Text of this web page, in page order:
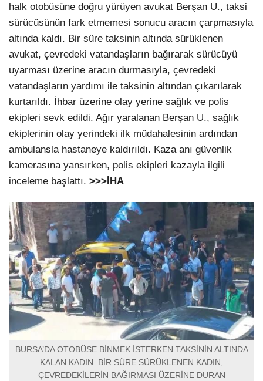
halk otobüsüne doğru yürüyen avukat Berşan U., taksi
sürücüsünün fark etmemesi sonucu aracın çarpmasıyla
altında kaldı. Bir süre taksinin altında sürüklenen
avukat, çevredeki vatandaşların bağırarak sürücüyü
uyarması üzerine aracın durmasıyla, çevredeki
vatandaşların yardımı ile taksinin altından çıkarılarak
kurtarıldı. İhbar üzerine olay yerine sağlık ve polis
ekipleri sevk edildi. Ağır yaralanan Berşan U., sağlık
ekiplerinin olay yerindeki ilk müdahalesinin ardından
ambulansla hastaneye kaldırıldı. Kaza anı güvenlik
kamerasına yansırken, polis ekipleri kazayla ilgili
inceleme başlattı. >>>İHA
BURSA’DA OTOBÜSE BİNMEK İSTERKEN TAKSİNİN ALTINDA
KALAN KADIN. BİR SÜRE SÜRÜKLENEN KADIN,
ÇEVREDEKİLERİN BAĞIRMASI ÜZERİNE DURAN